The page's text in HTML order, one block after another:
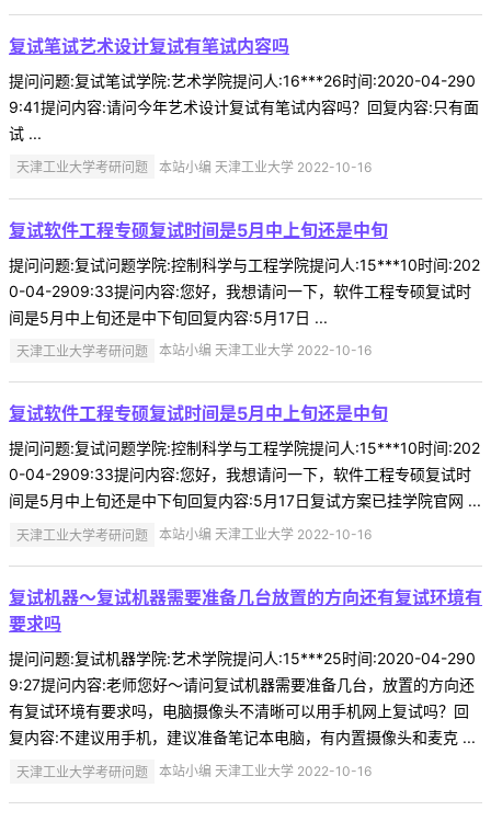
复试笔试艺术设计复试有笔试内容吗
提问问题:复试笔试学院:艺术学院提问人:16***26时间:2020-04-290
9:41提问内容:请问今年艺术设计复试有笔试内容吗？回复内容:只有面
试 ...
天津工业大学考研问题 本站小编 天津工业大学 2022-10-16
复试软件工程专硕复试时间是5月中上旬还是中旬
提问问题:复试问题学院:控制科学与工程学院提问人:15***10时间:202
0-04-2909:33提问内容:您好，我想请问一下，软件工程专硕复试时
间是5月中上旬还是中下旬回复内容:5月17日 ...
天津工业大学考研问题 本站小编 天津工业大学 2022-10-16
复试软件工程专硕复试时间是5月中上旬还是中旬
提问问题:复试问题学院:控制科学与工程学院提问人:15***10时间:202
0-04-2909:33提问内容:您好，我想请问一下，软件工程专硕复试时
间是5月中上旬还是中下旬回复内容:5月17日复试方案已挂学院官网 ...
天津工业大学考研问题 本站小编 天津工业大学 2022-10-16
复试机器～复试机器需要准备几台放置的方向还有复试环境有
要求吗
提问问题:复试机器学院:艺术学院提问人:15***25时间:2020-04-290
9:27提问内容:老师您好～请问复试机器需要准备几台，放置的方向还
有复试环境有要求吗，电脑摄像头不清晰可以用手机网上复试吗？回
复内容:不建议用手机，建议准备笔记本电脑，有内置摄像头和麦克 ...
天津工业大学考研问题 本站小编 天津工业大学 2022-10-16